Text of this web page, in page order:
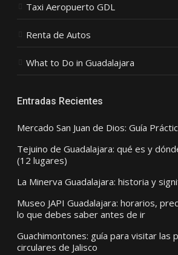
Taxi Aeropuerto GDL
Renta de Autos
What to Do in Guadalajara
Entradas Recientes
Mercado San Juan de Dios: Guía
Tejuino de Guadalajara: qué es y
(12 lugares)
La Minerva Guadalajara: historia y
Museo JAPI Guadalajara: horarios,
lo que debes saber antes de ir
Guachimontones: guía para visitar las
circulares de Jalisco